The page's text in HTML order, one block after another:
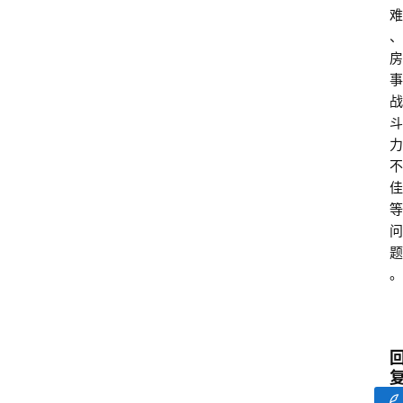
难
、
房
事
战
斗
力
不
佳
等
问
题
。